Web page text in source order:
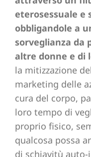
eterosessuale e
obbligandole a
sorveglianza da
altre donne e di
la mitizzazione
marketing delle
cura del corpo,
loro tempo di
proprio fisico,
qualcosa possa
di schiavitù auto-